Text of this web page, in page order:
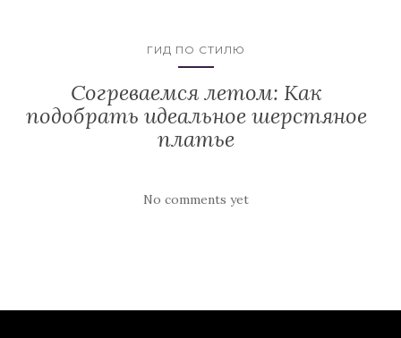
ГИД ПО СТИЛЮ
Согреваемся летом: Как
подобрать идеальное шерстяное
платье
No comments yet